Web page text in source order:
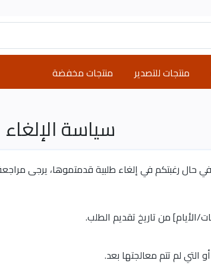
منتجات للتصدير منتجات مخفضة
سياسة الإلغاء
رغبتكم في إلغاء طلبية قدمتموها، يرجى مراجعة
الأيام] من تاريخ تقديم الطلب.
التي لم تتم معالجتها بعد.